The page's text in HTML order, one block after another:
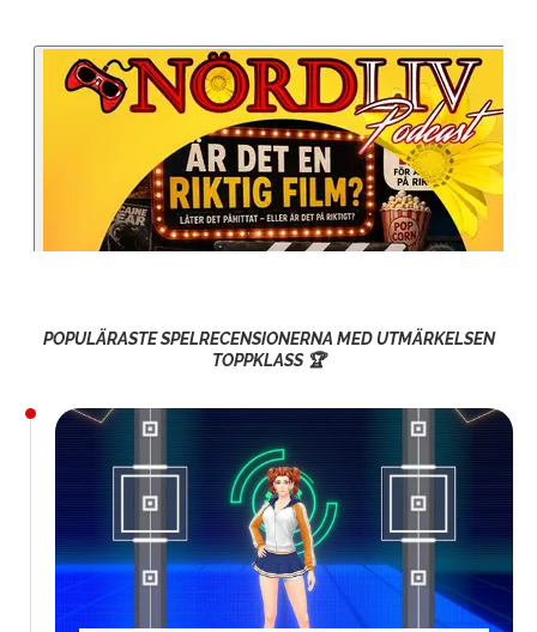
POPULÄRASTE SPELRECENSIONERNA MED UTMÄRKELSEN
TOPPKLASS 🏆